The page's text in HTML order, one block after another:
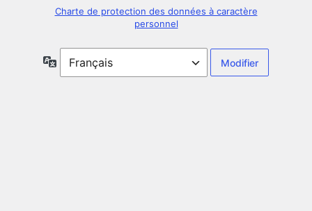
Charte de protection des données à caractère
personnel
Langue